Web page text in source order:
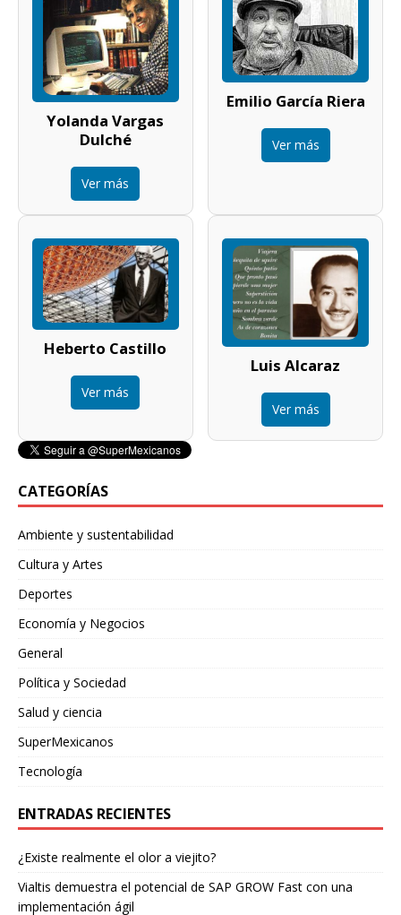
Yolanda Vargas
Dulché
Ver más
Emilio García Riera
Ver más
Heberto Castillo
Ver más
Luis Alcaraz
Ver más
CATEGORÍAS
Ambiente y sustentabilidad
Cultura y Artes
Deportes
Economía y Negocios
General
Política y Sociedad
Salud y ciencia
SuperMexicanos
Tecnología
ENTRADAS RECIENTES
¿Existe realmente el olor a viejito?
Vialtis demuestra el potencial de SAP GROW Fast con una
implementación ágil